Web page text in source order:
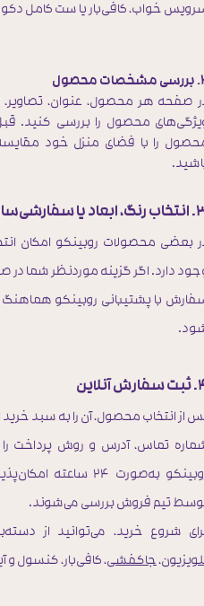
خواب، کافی‌بار یا ست کامل
محصول
صفحه هر محصول، عنوان، تصاویر،
محصول را بررسی کنید.
را با فضای منزل خود
سفارشی‌سازی
بعضی محصولات روبینکو امکان
دارد. اگر گزینه موردنظر شما
با پشتیبانی روبینکو هماهنگ
از انتخاب محصول، آن را به سبد خرید
تماس، آدرس و روش پرداخت
روبینکو به‌صورت ۲۴
تیم فروش بررسی می‌شوند.
شروع خرید، می‌توانید از
،جاکفشی، کافی‌بار، کنسول